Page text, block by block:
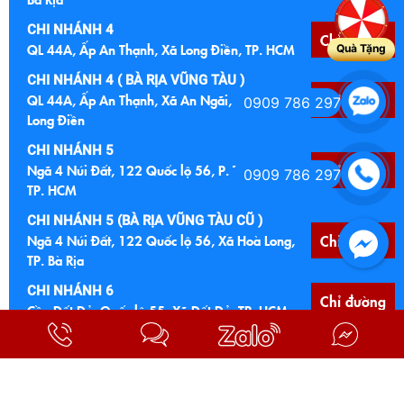
CHI NHÁNH 4
QL 44A, Ấp An Thạnh, Xã Long Điền, TP. HCM Chỉ đường
CHI NHÁNH 4 ( BÀ RỊA VŨNG TÀU )
QL 44A, Ấp An Thạnh, Xã An Ngãi, Huyện
Long Điền
Chỉ đường
CHI NHÁNH 5
Ngã 4 Núi Đất, 122 Quốc lộ 56, P. Tam Long,
TP. HCM
Chỉ đường
CHI NHÁNH 5 (BÀ RỊA VŨNG TÀU CŨ )
Ngã 4 Núi Đất, 122 Quốc lộ 56, Xã Hoà Long,
TP. Bà Rịa
Chỉ đường
CHI NHÁNH 6
Cầu Đất Đỏ, Quốc lộ 55, Xã Đất Đỏ, TP. HCM Chỉ đường
CHI NHÁNH 6 (BÀ RỊA VŨNG TÀU CŨ)
Cầu Đất Đỏ, Quốc lộ 55, TT Đất Đỏ, Bà Ria
Chỉ đường
Quà Tặng
0909 786 297
0909 786 297